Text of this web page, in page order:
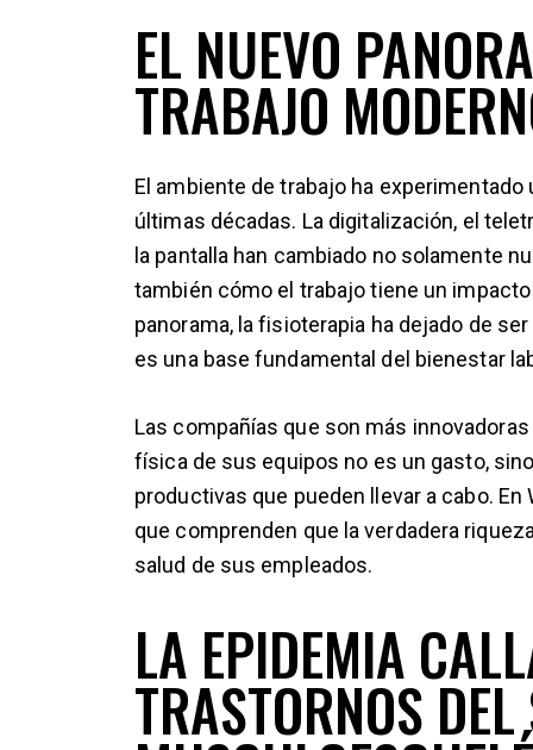
EL NUEVO
TRABAJO
El ambiente de trabajo ha
últimas décadas. La digitalización, el
la pantalla han cambiado no solamente
también cómo el trabajo tiene un
panorama, la fisioterapia ha dejado de
es una base fundamental del bienestar
Las compañías que son más
física de sus equipos no es un gasto,
productivas que pueden llevar a cabo.
que comprenden que la verdadera
salud de sus empleados.
LA EPIDEMIA
TRASTORNOS